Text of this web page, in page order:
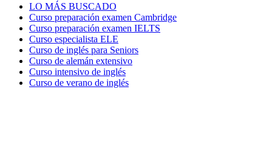
LO MÁS BUSCADO
Curso preparación examen Cambridge
Curso preparación examen IELTS
Curso especialista ELE
Curso de inglés para Seniors
Curso de alemán extensivo
Curso intensivo de inglés
Curso de verano de inglés